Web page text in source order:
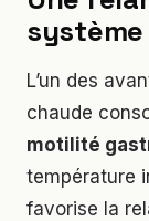
L’un des
chaude
motilité
température
favorise la